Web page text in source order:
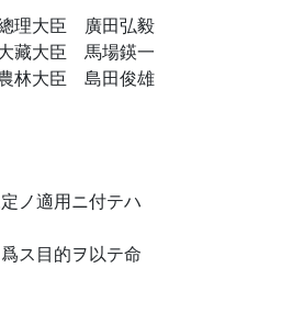
理大臣 廣田弘毅
藏大臣 馬場鍈一
林大臣 島田俊雄
ノ適用ニ付テハ
ス目的ヲ以テ命